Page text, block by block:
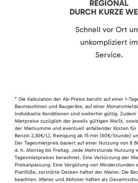
REGIONAL
DURCH KURZE
Schnell vor Ort
unkompliziert im
Service.
* Die Kalkulation der Ab-Preise beruht auf einer 1-
Baumaschinen und Baugeräte, auf einer
Individuelle Konditionen sind weiterhin gültig. Zudem
Mietpreise zuzüglich der jeweils gültigen MwSt.
der Mietsumme und eventuell anfallender Kosten für
Benzin 2,30€/L), Reinigung ab 15 min (60€/Stunde)
Der Tagesmietpreis basiert auf einer Nutzung von 8
d. h. Montag bis Freitag. Jede Mehrstunde Nutzung
Tagesmietpreises berechnet. Eine Verkürzung der
Preisanpassung. Eine Vergütung von
Plattfüße, zerstörte Decken haftet der Mieter. Die
beachten. Mieter und Abholer haften als